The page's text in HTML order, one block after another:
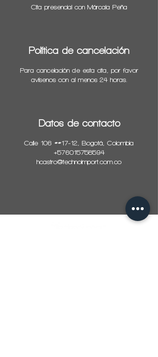
Cita presencial con Márcala Peña
Política de cancelación
Para cancelación de esta cita, por favor
avísenos con al menos 24 horas.
Datos de contacto
Calle 106 ##17-12, Bogotá, Colombia
+576015758594
hcastro@technoimport.com.co